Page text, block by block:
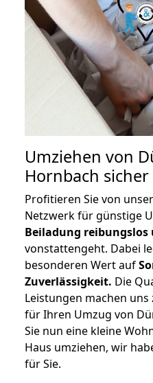
Umziehen von
Hornbach
Profitieren Sie von
Netzwerk für günstige
Beiladung reibungslos
vonstattengeht. Dabei
besonderen Wert auf
Zuverlässigkeit. Die
Leistungen machen
für Ihren Umzug von
Sie nun eine kleine
Haus umziehen, wir
für Sie.